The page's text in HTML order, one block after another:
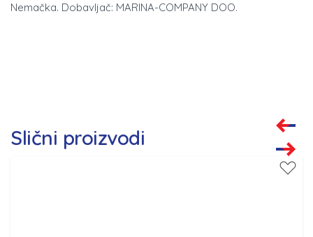
Nemačka. Dobavljač: MARINA-COMPANY DOO.
Slični proizvodi